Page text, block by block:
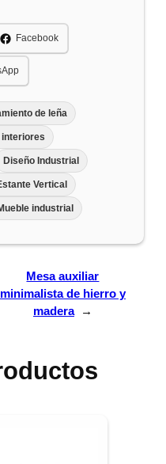
Facebook
de leña
interiores
Diseño Industrial
Vertical
industrial
Mesa auxiliar
minimalista de hierro y
madera
→